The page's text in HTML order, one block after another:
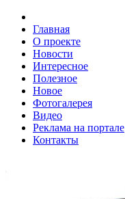
Главная
О проекте
Новости
Интересное
Полезное
Новое
Фотогалерея
Видео
Реклама на портале
Контакты